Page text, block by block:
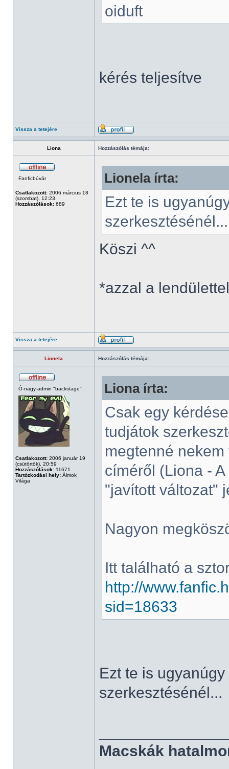
oiduft
kérés teljesítve
Vissza a tetejére
Liona Hozzászólás témája:
Fanficbúvár
Csatlakozott: 2006 március 18
(szombat), 12:23
Hozzászólások: 689
Lionela írta:
Ezt te is
szerkesztésénél...
Köszi ^^
*azzal a
Vissza a tetejére
Lionela Hozzászólás témája:
Ó-nagy-admin "backstage"
Csatlakozott: 2006 január 19
(csütörtök), 20:59
Hozzászólások: 11671
Tartózkodási hely: Álmok
Világa
Liona írta:
Csak egy
tudjátok
megtenné
címéről (Liona -
"javított változat"
Nagyon
Itt található a
http://
sid=18633
Ezt te is
szerkesztésénél...
Macskák